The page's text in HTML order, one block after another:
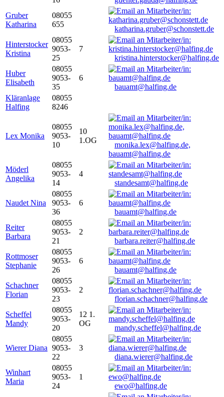
Gruber
Katharina
08055
655
katharina.gruber@schonstett.de
Hinterstocker
Kristina
08055
9053-
25
7
kristina.hinterstocker@halfing.de
Huber
Elisabeth
08055
9053-
35
6
bauamt@halfing.de
Kläranlage
Halfing
08055
8246
Lex Monika
08055
9053-
10
10
1.OG
monika.lex@halfing.de,
bauamt@halfing.de
Möderl
Angelika
08055
9053-
14
4
standesamt@halfing.de
Naudet Nina
08055
9053-
36
6
bauamt@halfing.de
Reiter
Barbara
08055
9053-
21
2
barbara.reiter@halfing.de
Rottmoser
Stephanie
08055
9053-
26
6
bauamt@halfing.de
Schachner
Florian
08055
9053-
23
2
florian.schachner@halfing.de
Scheffel
Mandy
08055
9053-
20
12 1.
OG
mandy.scheffel@halfing.de
Wierer Diana
08055
9053-
22
3
diana.wierer@halfing.de
Winhart
Maria
08055
9053-
24
1
ewo@halfing.de